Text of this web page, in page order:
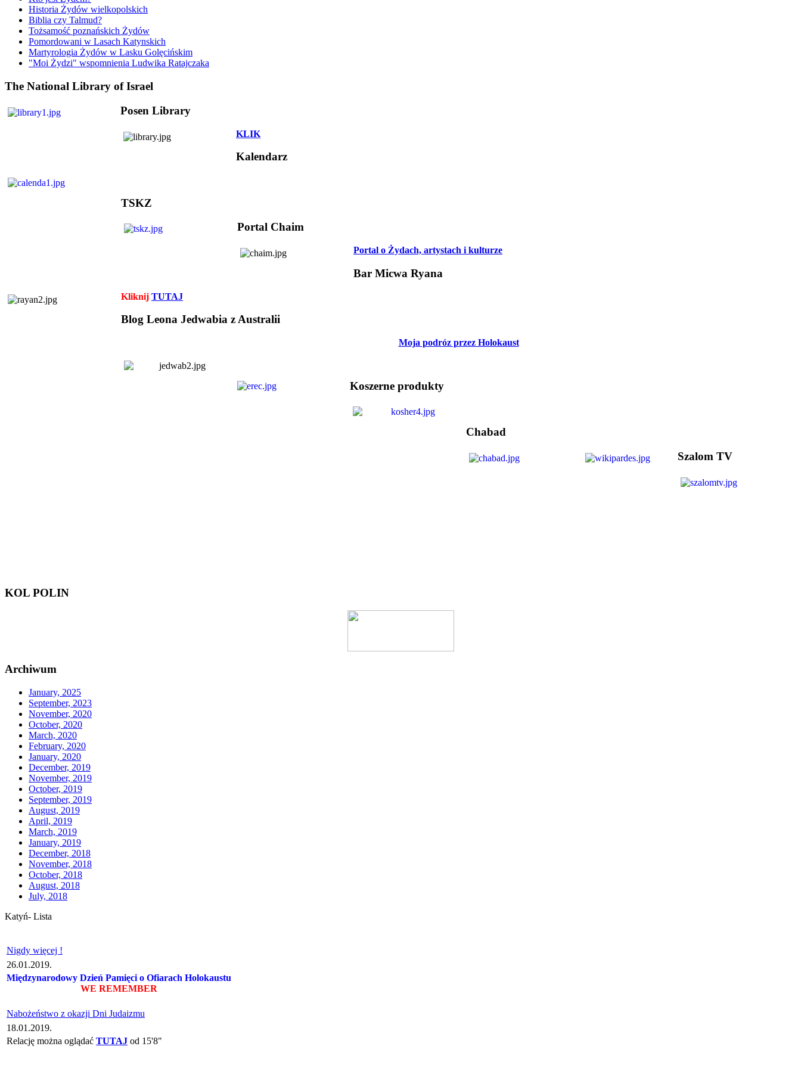
Historia Żydów wielkopolskich
Biblia czy Talmud?
Tożsamość poznańskich Żydów
Pomordowani w Lasach Katynskich
Martyrologia Żydów w Lasku Golęcińskim
"Moi Żydzi" wspomnienia Ludwika Ratajczaka
The National Library of Israel
Posen Library
KLIK
Kalendarz
TSKZ
Portal Chaim
Portal o Żydach, artystach i kulturze
Bar Micwa Ryana
Kliknij TUTAJ
Blog Leona Jedwabia z Australii
Moja podróz przez Holokaust
Koszerne produkty
Chabad
Szalom TV
KOL POLIN
Archiwum
January, 2025
September, 2023
November, 2020
October, 2020
March, 2020
February, 2020
January, 2020
December, 2019
November, 2019
October, 2019
September, 2019
August, 2019
April, 2019
March, 2019
January, 2019
December, 2018
November, 2018
October, 2018
August, 2018
July, 2018
Katyń- Lista
Nigdy więcej !
26.01.2019.
Międzynarodowy Dzień Pamięci o Ofiarach Holokaustu
WE REMEMBER
Nabożeństwo z okazji Dni Judaizmu
18.01.2019.
Relację można oglądać TUTAJ od 15'8"